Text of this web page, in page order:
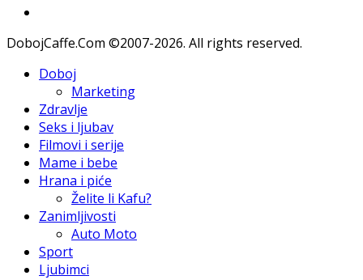
DobojCaffe.Com ©2007-2026. All rights reserved.
Doboj
Marketing
Zdravlje
Seks i ljubav
Filmovi i serije
Mame i bebe
Hrana i piće
Želite li Kafu?
Zanimljivosti
Auto Moto
Sport
Ljubimci